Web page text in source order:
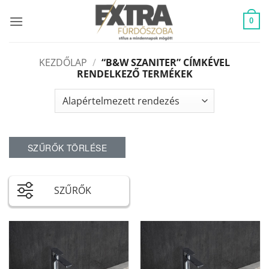
0
KEZDŐLAP / “B&W SZANITER” CÍMKÉVEL
RENDELKEZŐ TERMÉKEK
SZŰRŐK TÖRLÉSE
SZŰRŐK